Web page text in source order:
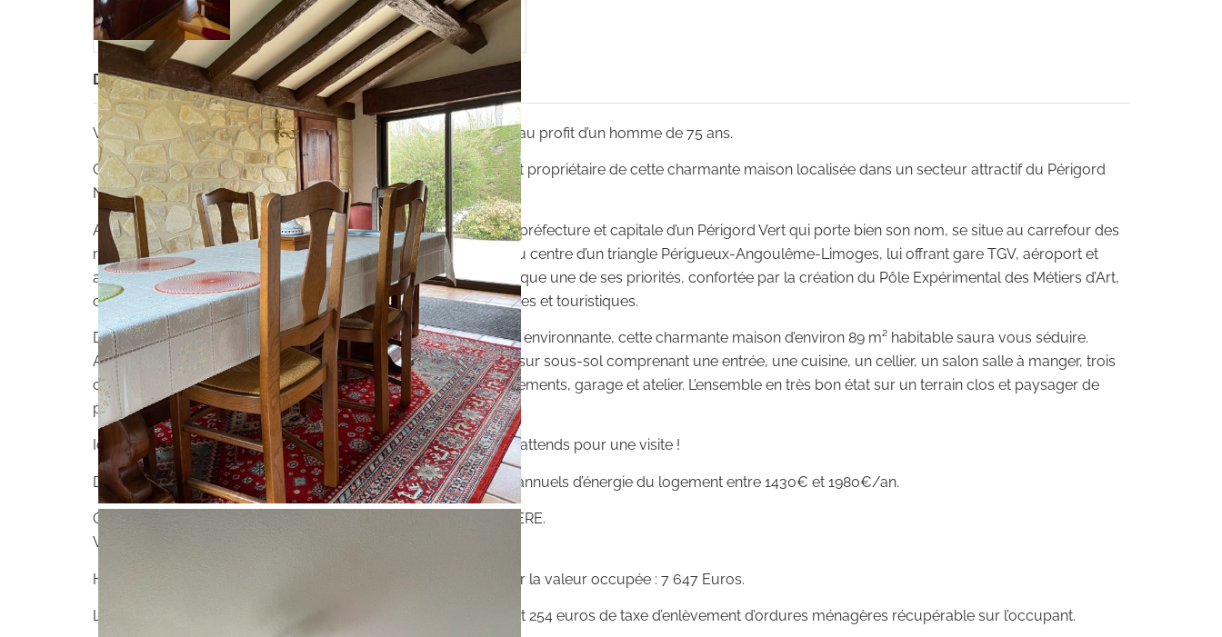
Description
VENTE AU COMPTANT assorti d’un droit d’usage et d’habitation au profit d’un homme de 75 ans.
Créez-vous votre patrimoine et votre future retraite en devenant propriétaire de cette charmante maison localisée dans un secteur attractif du Périgord
Nontronnais.
Au cœur du Parc Naturel Périgord-Limousin, NONTRON, sous-préfecture et capitale d’un Périgord Vert qui porte bien son nom, se situe au carrefour des
régions Aquitaine, Limousin et Poitou-Charentes. Elle rayonne au centre d’un triangle Périgueux-Angoulême-Limoges, lui offrant gare TGV, aéroport et
axes autoroutiers de proximité. Nontron a fait de l’activité touristique une de ses priorités, confortée par la création du Pôle Expérimental des Métiers d’Art,
outil de développement aux dimensions économiques, culturelles et touristiques.
Dans un havre de paix, avec une vue dégagée sur la campagne environnante, cette charmante maison d’environ 89 m² habitable saura vous séduire.
Accessible de plain-pied, elle est formée d’un rez-de-chaussée sur sous-sol comprenant une entrée, une cuisine, un cellier, un salon salle à manger, trois
chambres, une salle de bains et un WC séparé. Nombreux rangements, garage et atelier. L’ensemble en très bon état sur un terrain clos et paysager de
plus de 1 900 m².
Idéale en habitation principale ou investissement locatif, je vous attends pour une visite !
DPE : E – GES : E (Etablis le 27/04/2022) – Estimation des coûts annuels d’énergie du logement entre 1430€ et 1980€/an.
COMPTANT : 86 245 EUROS NET VENDEUR SANS RENTE VIAGÈRE.
VALEUR VÉNALE : 134 000 EUROS NET VENDEUR.
Honoraires agence : charge vendeur. Frais de notaire estimés sur la valeur occupée : 7 647 Euros.
Le montant de la taxe foncière est d’environ 1 154 euros/ an dont 254 euros de taxe d’enlèvement d’ordures ménagères récupérable sur l’occupant.